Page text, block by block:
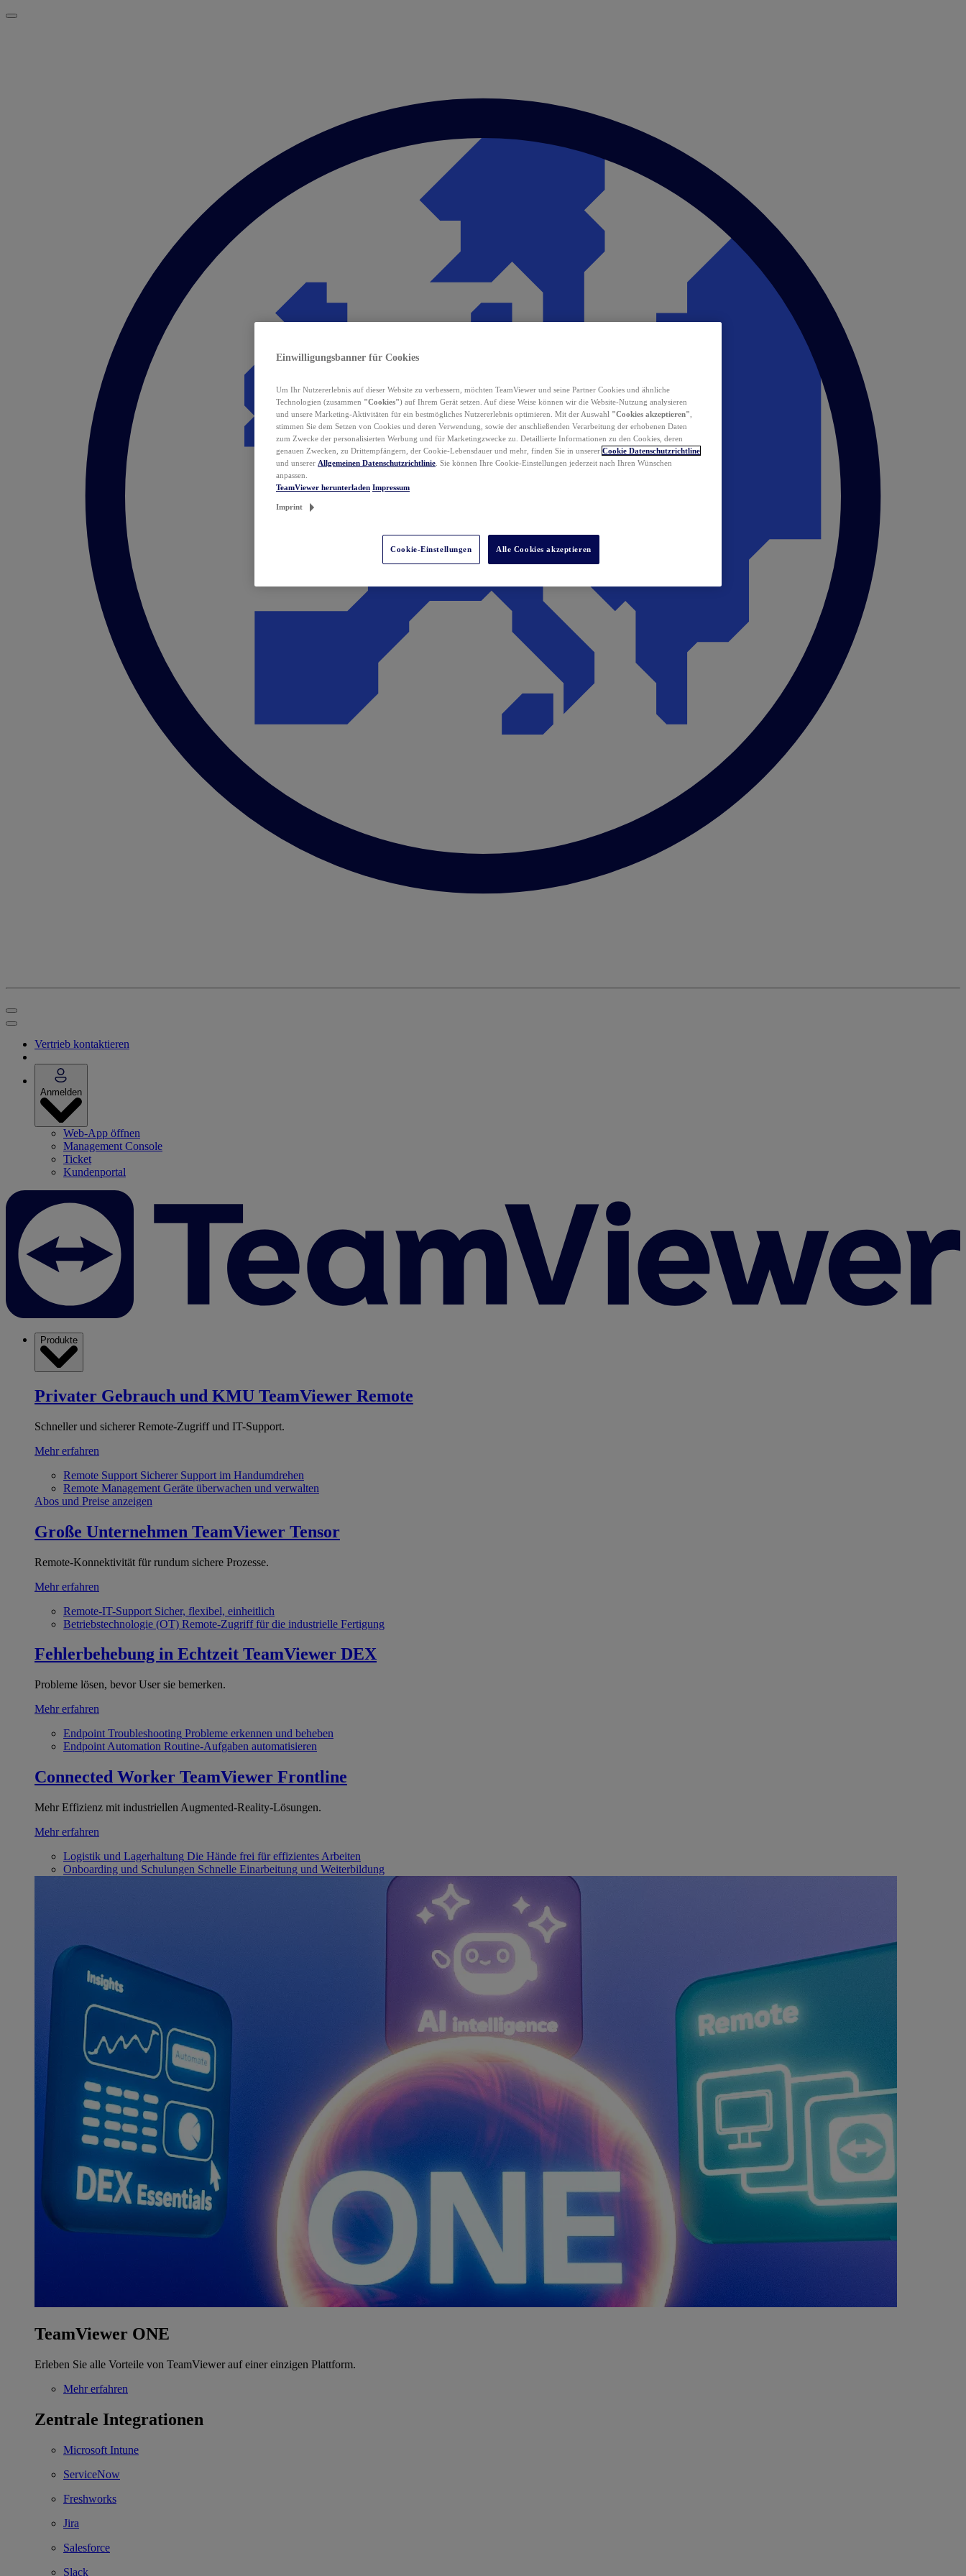
Vertrieb kontaktieren
Anmelden
Web-App öffnen
Management Console
Ticket
Kundenportal
Produkte
Privater Gebrauch und KMU TeamViewer Remote
Schneller und sicherer Remote-Zugriff und IT-Support.
Mehr erfahren
Remote Support Sicherer Support im Handumdrehen
Remote Management Geräte überwachen und verwalten
Abos und Preise anzeigen
Große Unternehmen TeamViewer Tensor
Remote-Konnektivität für rundum sichere Prozesse.
Mehr erfahren
Remote-IT-Support Sicher, flexibel, einheitlich
Betriebstechnologie (OT) Remote-Zugriff für die industrielle Fertigung
Fehlerbehebung in Echtzeit TeamViewer DEX
Probleme lösen, bevor User sie bemerken.
Mehr erfahren
Endpoint Troubleshooting Probleme erkennen und beheben
Endpoint Automation Routine-Aufgaben automatisieren
Connected Worker TeamViewer Frontline
Mehr Effizienz mit industriellen Augmented-Reality-Lösungen.
Mehr erfahren
Logistik und Lagerhaltung Die Hände frei für effizientes Arbeiten
Onboarding und Schulungen Schnelle Einarbeitung und Weiterbildung
TeamViewer ONE
Erleben Sie alle Vorteile von TeamViewer auf einer einzigen Plattform.
Mehr erfahren
Zentrale Integrationen
Microsoft Intune
ServiceNow
Freshworks
Jira
Salesforce
Slack
Einwilligungsbanner für Cookies
Um Ihr Nutzererlebnis auf dieser Website zu verbessern, möchten TeamViewer und seine Partner Cookies und ähnliche
Technologien (zusammen "Cookies") auf Ihrem Gerät setzen. Auf diese Weise können wir die Website-Nutzung analysieren
und unsere Marketing-Aktivitäten für ein bestmögliches Nutzererlebnis optimieren. Mit der Auswahl "Cookies akzeptieren"
stimmen Sie dem Setzen von Cookies und deren Verwendung, sowie der anschließenden Verarbeitung der erhobenen Daten
zum Zwecke der personalisierten Werbung und für Marketingzwecke zu. Detaillierte Informationen zu den Cookies, deren
genauen Zwecken, zu Drittempfängern, der Cookie-Lebensdauer und mehr, finden Sie in unserer Cookie Datenschutzrichtline
und unserer Allgemeinen Datenschutzrichtlinie . Sie können Ihre Cookie-Einstellungen jederzeit nach Ihren Wünschen
anpassen.
TeamViewer herunterladen Impressum
Imprint
Cookie-Einstellungen Alle Cookies akzeptieren